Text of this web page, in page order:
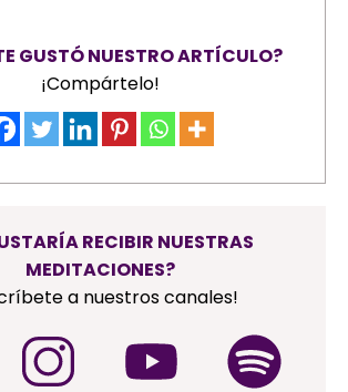
GUSTÓ NUESTRO ARTÍCULO?
¡Compártelo!
RECIBIR NUESTRAS
MEDITACIONES?
a nuestros canales!